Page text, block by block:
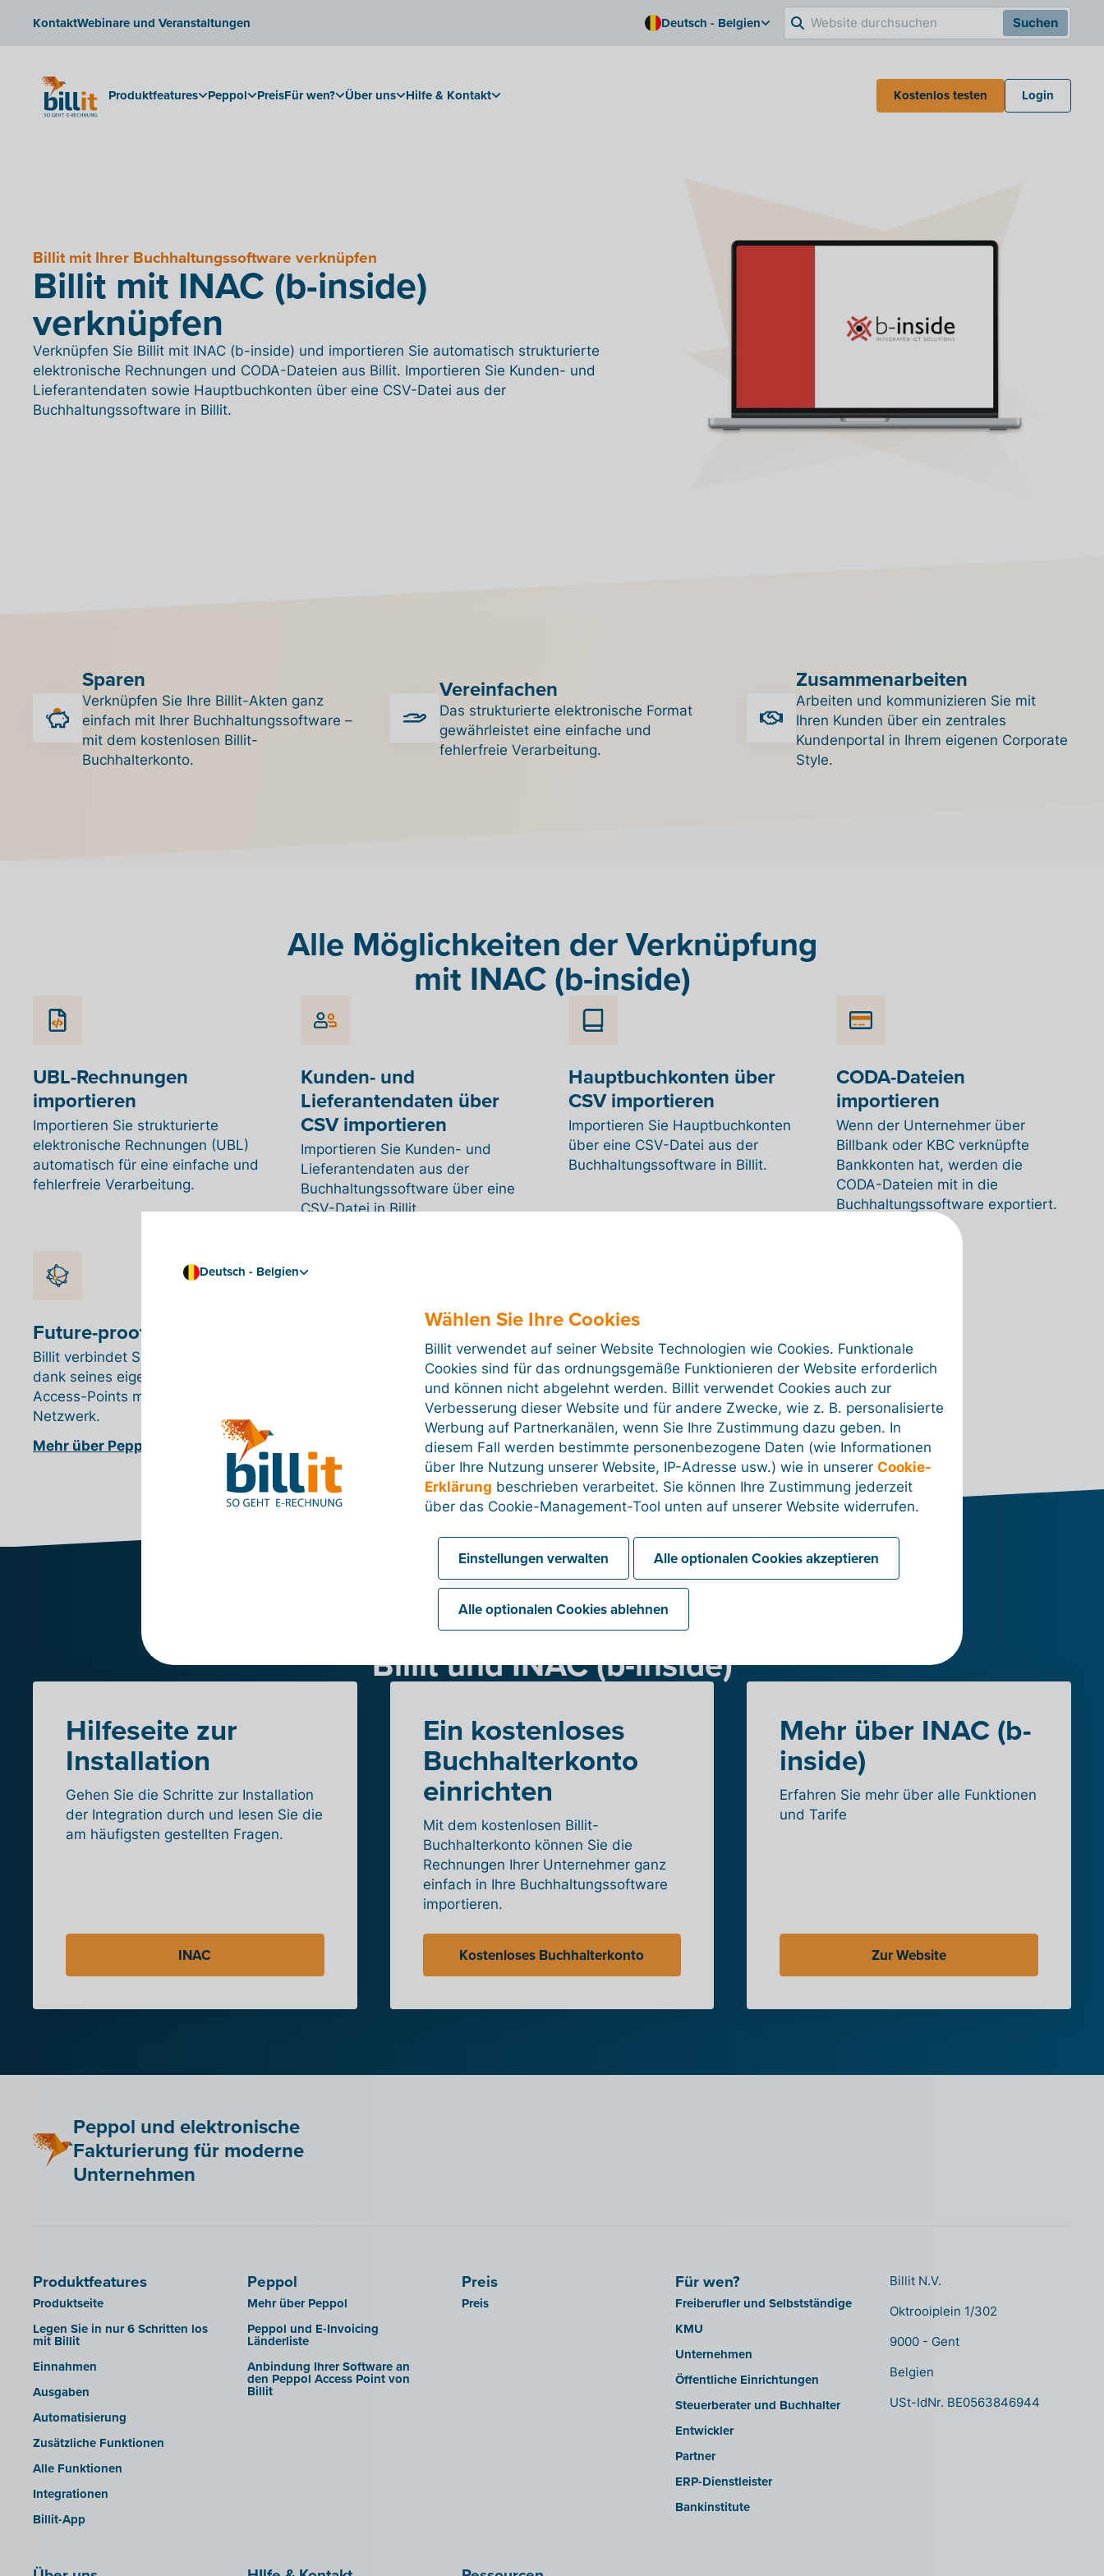
KontaktWebinare und Veranstaltungen Deutsch - Belgien Suchen
Produktfeatures Peppol PreisFür wen? Über uns Hilfe & Kontakt Kostenlos testen Login
Billit mit Ihrer Buchhaltungssoftware verknüpfen
Billit mit INAC (b-inside)
verknüpfen
Verknüpfen Sie Billit mit INAC (b-inside) und importieren Sie automatisch strukturierte
elektronische Rechnungen und CODA-Dateien aus Billit. Importieren Sie Kunden- und
Lieferantendaten sowie Hauptbuchkonten über eine CSV-Datei aus der
Buchhaltungssoftware in Billit.
Sparen
Verknüpfen Sie Ihre Billit-Akten ganz
einfach mit Ihrer Buchhaltungssoftware –
mit dem kostenlosen Billit-
Buchhalterkonto.
Vereinfachen
Das strukturierte elektronische Format
gewährleistet eine einfache und
fehlerfreie Verarbeitung.
Zusammenarbeiten
Arbeiten und kommunizieren Sie mit
Ihren Kunden über ein zentrales
Kundenportal in Ihrem eigenen Corporate
Style.
Alle Möglichkeiten der Verknüpfung
mit INAC (b-inside)
UBL-Rechnungen
importieren
Importieren Sie strukturierte
elektronische Rechnungen (UBL)
automatisch für eine einfache und
fehlerfreie Verarbeitung.
Kunden- und
Lieferantendaten über
CSV importieren
Importieren Sie Kunden- und
Lieferantendaten aus der
Buchhaltungssoftware über eine
CSV-Datei in Billit.
Hauptbuchkonten über
CSV importieren
Importieren Sie Hauptbuchkonten
über eine CSV-Datei aus der
Buchhaltungssoftware in Billit.
CODA-Dateien
importieren
Wenn der Unternehmer über
Billbank oder KBC verknüpfte
Bankkonten hat, werden die
CODA-Dateien mit in die
Buchhaltungssoftware exportiert.
Future-proof mit Peppol
Billit verbindet Sie und Ihre Kunden
dank seines eigenen Billit Peppol-
Access-Points mit dem Peppol-
Netzwerk.
Mehr über Peppol
Testen Sie jetzt die Integration mit
Billit und INAC (b-inside)
Hilfeseite zur
Installation
Gehen Sie die Schritte zur Installation
der Integration durch und lesen Sie die
am häufigsten gestellten Fragen.
INAC
Ein kostenloses
Buchhalterkonto
einrichten
Mit dem kostenlosen Billit-
Buchhalterkonto können Sie die
Rechnungen Ihrer Unternehmer ganz
einfach in Ihre Buchhaltungssoftware
importieren.
Kostenloses Buchhalterkonto
Mehr über INAC (b-
inside)
Erfahren Sie mehr über alle Funktionen
und Tarife
Zur Website
Peppol und elektronische
Fakturierung für moderne
Unternehmen
Produktfeatures
Produktseite
Legen Sie in nur 6 Schritten los
mit Billit
Einnahmen
Ausgaben
Automatisierung
Zusätzliche Funktionen
Alle Funktionen
Integrationen
Billit-App
Peppol
Mehr über Peppol
Peppol und E-Invoicing
Länderliste
Anbindung Ihrer Software an
den Peppol Access Point von
Billit
Preis
Preis
Für wen?
Freiberufler und Selbstständige
KMU
Unternehmen
Öffentliche Einrichtungen
Steuerberater und Buchhalter
Entwickler
Partner
ERP-Dienstleister
Bankinstitute
Billit N.V.
Oktrooiplein 1/302
9000 - Gent
Belgien
USt-IdNr. BE0563846944
Deutsch - Belgien
Wählen Sie Ihre Cookies
Billit verwendet auf seiner Website Technologien wie Cookies. Funktionale
Cookies sind für das ordnungsgemäße Funktionieren der Website erforderlich
und können nicht abgelehnt werden. Billit verwendet Cookies auch zur
Verbesserung dieser Website und für andere Zwecke, wie z. B. personalisierte
Werbung auf Partnerkanälen, wenn Sie Ihre Zustimmung dazu geben. In
diesem Fall werden bestimmte personenbezogene Daten (wie Informationen
über Ihre Nutzung unserer Website, IP-Adresse usw.) wie in unsererCookie-
Erklärung beschrieben verarbeitet. Sie können Ihre Zustimmung jederzeit
über das Cookie-Management-Tool unten auf unserer Website widerrufen.
Einstellungen verwalten Alle optionalen Cookies akzeptieren
Alle optionalen Cookies ablehnen